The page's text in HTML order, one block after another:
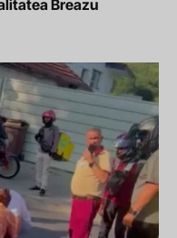
Breazu